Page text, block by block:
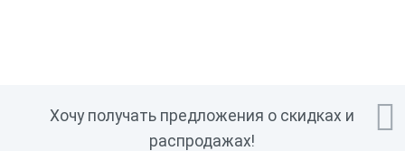

Хочу получать предложения о скидках и
распродажах!